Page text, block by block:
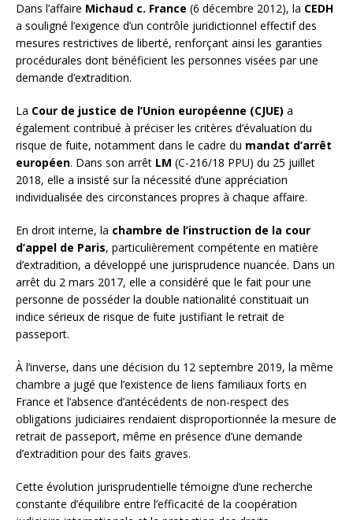
Dans l’affaire Michaud c. France (6 décembre 2012), la CEDH
a souligné l’exigence d’un contrôle juridictionnel effectif des
mesures restrictives de liberté, renforçant ainsi les garanties
procédurales dont bénéficient les personnes visées par une
demande d’extradition.
La Cour de justice de l’Union européenne (CJUE) a
également contribué à préciser les critères d’évaluation du
risque de fuite, notamment dans le cadre du mandat d’arrêt
européen. Dans son arrêt LM (C-216/18 PPU) du 25 juillet
2018, elle a insisté sur la nécessité d’une appréciation
individualisée des circonstances propres à chaque affaire.
En droit interne, la chambre de l’instruction de la cour
d’appel de Paris, particulièrement compétente en matière
d’extradition, a développé une jurisprudence nuancée. Dans un
arrêt du 2 mars 2017, elle a considéré que le fait pour une
personne de posséder la double nationalité constituait un
indice sérieux de risque de fuite justifiant le retrait de
passeport.
À l’inverse, dans une décision du 12 septembre 2019, la même
chambre a jugé que l’existence de liens familiaux forts en
France et l’absence d’antécédents de non-respect des
obligations judiciaires rendaient disproportionnée la mesure de
retrait de passeport, même en présence d’une demande
d’extradition pour des faits graves.
Cette évolution jurisprudentielle témoigne d’une recherche
constante d’équilibre entre l’efficacité de la coopération